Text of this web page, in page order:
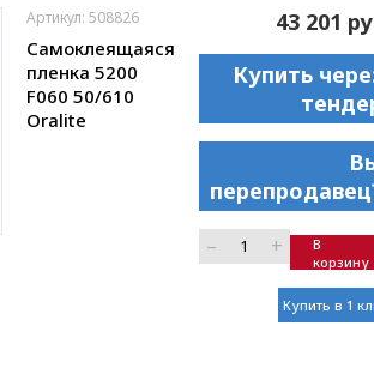
Артикул: 508826
Самоклеящаяся
пленка 5200
F060 50/610
Oralite
43 201
Купить
– +
В
корзину
Купить в 1